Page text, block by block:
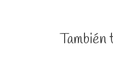
También